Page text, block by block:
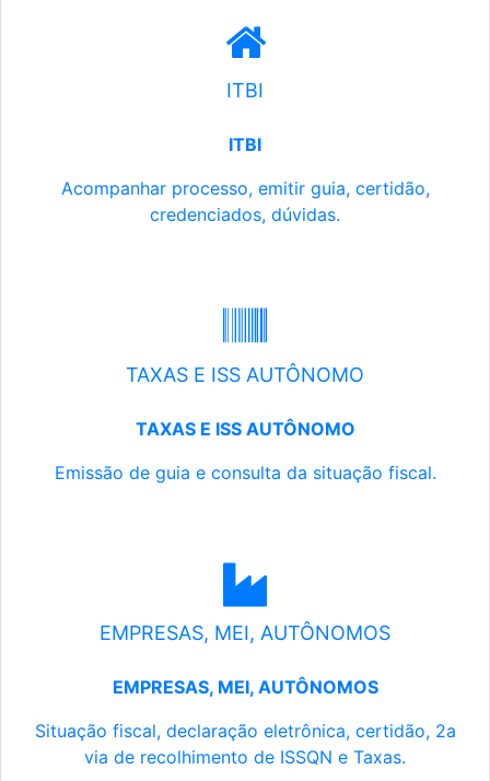
ITBI
ITBI
Acompanhar processo, emitir guia, certidão,
credenciados, dúvidas.
TAXAS E ISS AUTÔNOMO
TAXAS E ISS AUTÔNOMO
Emissão de guia e consulta da situação fiscal.
EMPRESAS, MEI, AUTÔNOMOS
EMPRESAS, MEI, AUTÔNOMOS
Situação fiscal, declaração eletrônica, certidão, 2a
via de recolhimento de ISSQN e Taxas.